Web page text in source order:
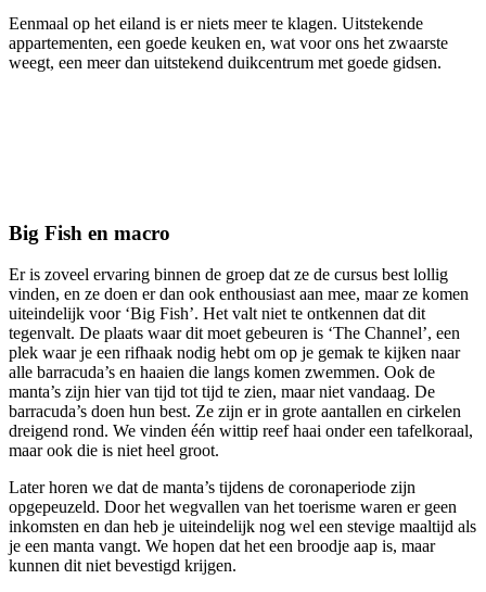
Eenmaal op het eiland is er niets meer te klagen. Uitstekende
appartementen, een goede keuken en, wat voor ons het zwaarste
weegt, een meer dan uitstekend duikcentrum met goede gidsen.
Big Fish en macro
Er is zoveel ervaring binnen de groep dat ze de cursus best lollig
vinden, en ze doen er dan ook enthousiast aan mee, maar ze komen
uiteindelijk voor ‘Big Fish’. Het valt niet te ontkennen dat dit
tegenvalt. De plaats waar dit moet gebeuren is ‘The Channel’, een
plek waar je een rifhaak nodig hebt om op je gemak te kijken naar
alle barracuda’s en haaien die langs komen zwemmen. Ook de
manta’s zijn hier van tijd tot tijd te zien, maar niet vandaag. De
barracuda’s doen hun best. Ze zijn er in grote aantallen en cirkelen
dreigend rond. We vinden één wittip reef haai onder een tafelkoraal,
maar ook die is niet heel groot.
Later horen we dat de manta’s tijdens de coronaperiode zijn
opgepeuzeld. Door het wegvallen van het toerisme waren er geen
inkomsten en dan heb je uiteindelijk nog wel een stevige maaltijd als
je een manta vangt. We hopen dat het een broodje aap is, maar
kunnen dit niet bevestigd krijgen.